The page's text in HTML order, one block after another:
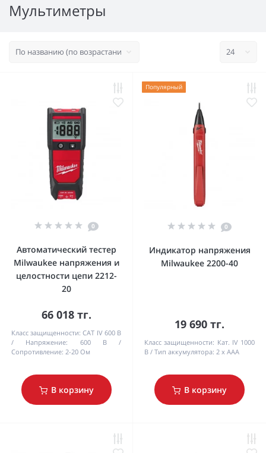
Мультиметры
0
Автоматический тестер
Milwaukee напряжения и
целостности цепи 2212-
20
66 018 тг.
Класс защищенности: CAT IV 600 B
Напряжение:
600 В
Сопротивление: 2-20 Ом
В корзину
Популярный
0
Индикатор напряжения
Milwaukee 2200-40
19 690 тг.
Класс защищенности: Кат. IV 1000
B
Тип аккумулятора: 2 x AAA
В корзину